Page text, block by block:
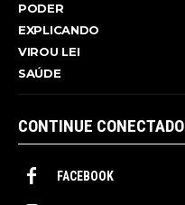
PODER
EXPLICANDO
VIROU LEI
SAÚDE
CONTINUE CONECTADO
FACEBOOK